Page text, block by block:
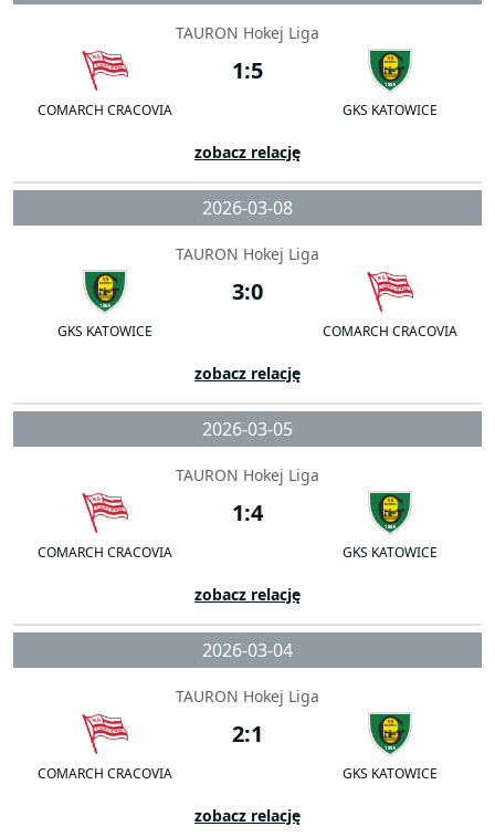
TAURON Hokej Liga
COMARCH CRACOVIA
1:5
GKS KATOWICE
zobacz relację
2026-03-08
TAURON Hokej Liga
GKS KATOWICE
3:0
COMARCH CRACOVIA
zobacz relację
2026-03-05
TAURON Hokej Liga
COMARCH CRACOVIA
1:4
GKS KATOWICE
zobacz relację
2026-03-04
TAURON Hokej Liga
COMARCH CRACOVIA
2:1
GKS KATOWICE
zobacz relację